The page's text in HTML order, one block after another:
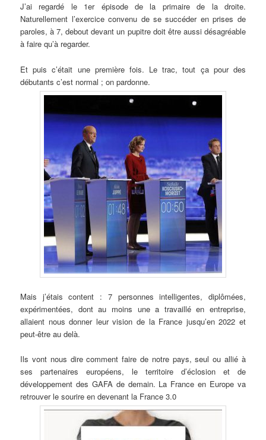
J’ai regardé le 1er épisode de la primaire de la droite.
Naturellement l’exercice convenu de se succéder en prises de
paroles, à 7, debout devant un pupitre doit être aussi désagréable
à faire qu’à regarder.
Et puis c’était une première fois. Le trac, tout ça pour des
débutants c’est normal ; on pardonne.
Mais j’étais content : 7 personnes intelligentes, diplômées,
expérimentées, dont au moins une a travaillé en entreprise,
allaient nous donner leur vision de la France jusqu’en 2022 et
peut-être au delà.
Ils vont nous dire comment faire de notre pays, seul ou allié à
ses partenaires européens, le territoire d’éclosion et de
développement des GAFA de demain. La France en Europe va
retrouver le sourire en devenant la France 3.0